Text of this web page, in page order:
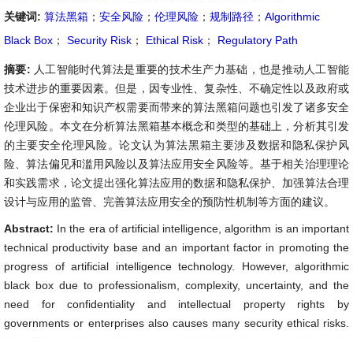
关键词: 算法黑箱 ； 安全风险 ； 伦理风险 ； 规制路径 ； Algorithmic
Black Box ； Security Risk ； Ethical Risk ； Regulatory Path
摘要: 人工智能时代算法是重要的技术生产力基础，也是推动人工智能
技术进步的重要因素。但是，因专业性、复杂性、不确定性以及政府或
企业出于保密和知识产权需要而带来的算法黑箱问题也引发了诸多安全
伦理风险。本文在分析算法黑箱基本概念和类型的基础上，分析其引发
的主要安全伦理风险。论文认为算法黑箱主要涉及数据和隐私保护风
险、算法偏见和滥用风险以及算法应用安全风险等。基于相关治理理论
和实践需求，论文提出强化算法应用的数据和隐私保护、加强算法合理
设计与应用的监管、完善算法应用安全的预防性机制等方面的建议。
Abstract: In the era of artificial intelligence, algorithm is an important
technical productivity base and an important factor in promoting the
progress of artificial intelligence technology. However, algorithmic
black box due to professionalism, complexity, uncertainty, and the
need for confidentiality and intellectual property rights by
governments or enterprises also causes many security ethical risks.